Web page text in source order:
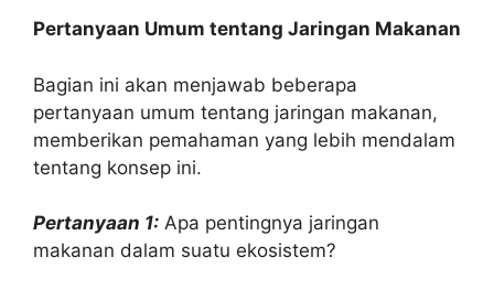
Pertanyaan Umum tentang Jaringan Makanan
Bagian ini akan menjawab beberapa
pertanyaan umum tentang jaringan makanan,
memberikan pemahaman yang lebih mendalam
tentang konsep ini.
Pertanyaan 1: Apa pentingnya jaringan
makanan dalam suatu ekosistem?